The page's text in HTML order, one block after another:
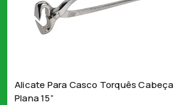
Alicate Para Casco Torquês Cabeça
Plana 15”